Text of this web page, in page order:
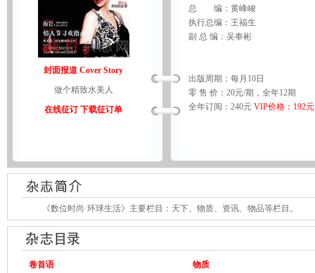
封面报道 Cover Story
做个精致水美人
在线征订 下载征订单
总 编：黄峰峻
执行总编：王福生
副 总 编：吴奉彬
出版周期：每月10日
零 售 价：20元/期，全年12期
全年订阅：240元 VIP价格：192元
《数位时尚·环球生活》主要栏目：天下、物质、资讯、物品等栏目。
卷首语
物质